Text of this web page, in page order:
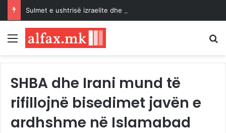
Menu
SHBA dhe Irani mund të
rifillojnë bisedimet javën e
ardhshme në Islamabad